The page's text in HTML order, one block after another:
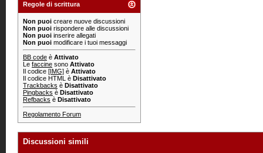
Regole di scrittura
Non puoi creare nuove discussioni
Non puoi rispondere alle discussioni
Non puoi inserire allegati
Non puoi modificare i tuoi messaggi
BB code è Attivato
Le faccine sono Attivato
Il codice [IMG] è Attivato
Il codice HTML è Disattivato
Trackbacks è Disattivato
Pingbacks è Disattivato
Refbacks è Disattivato
Regolamento Forum
Discussioni simili